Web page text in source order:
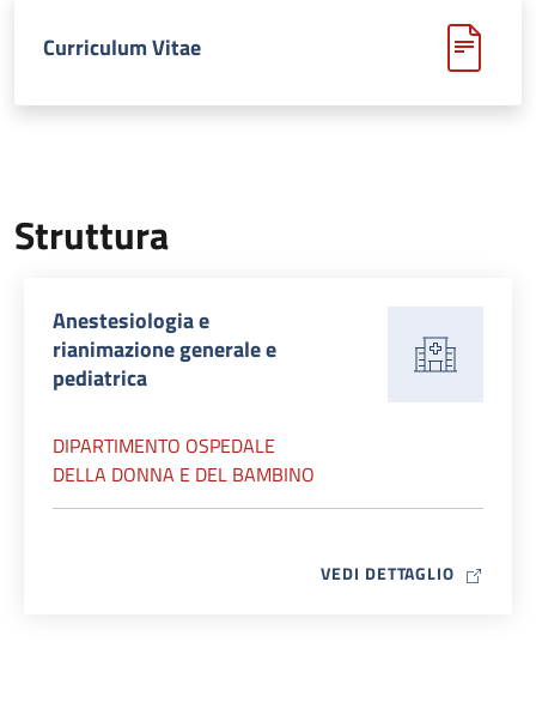
Curriculum Vitae
Struttura
Anestesiologia e
rianimazione generale e
pediatrica
DIPARTIMENTO OSPEDALE
DELLA DONNA E DEL BAMBINO
VEDI DETTAGLIO MAP ICON